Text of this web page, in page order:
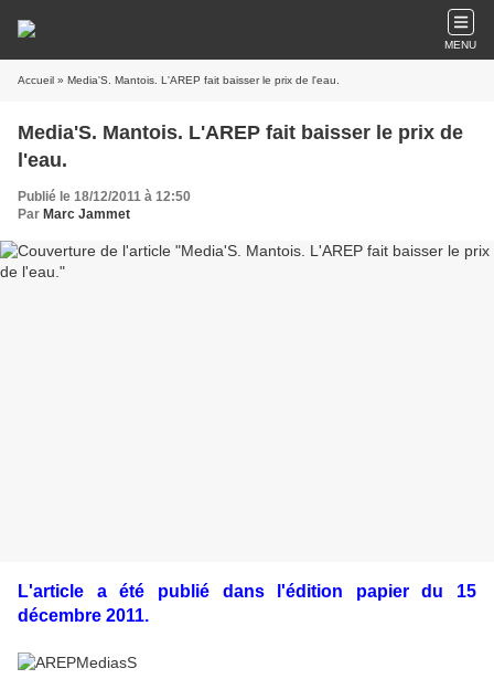
MENU
Accueil » Media'S. Mantois. L'AREP fait baisser le prix de l'eau.
Media'S. Mantois. L'AREP fait baisser le prix de
l'eau.
Publié le 18/12/2011 à 12:50
Par Marc Jammet
L'article a été publié dans l'édition papier du 15
décembre 2011.